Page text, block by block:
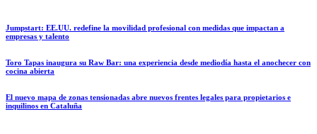
Jumpstart: EE.UU. redefine la movilidad profesional con medidas que impactan a
empresas y talento
Toro Tapas inaugura su Raw Bar: una experiencia desde mediodía hasta el anochecer con
cocina abierta
El nuevo mapa de zonas tensionadas abre nuevos frentes legales para propietarios e
inquilinos en Cataluña